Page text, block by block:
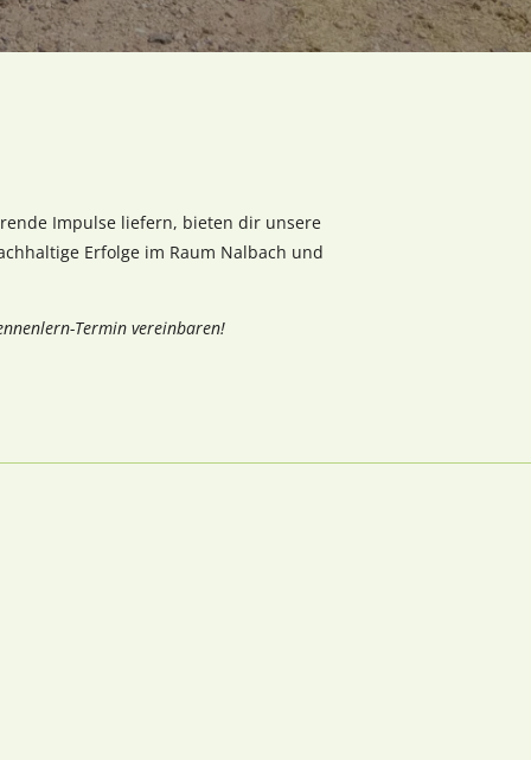
Impulse liefern, bieten dir unsere
Erfolge im Raum Nalbach und
Termin vereinbaren!